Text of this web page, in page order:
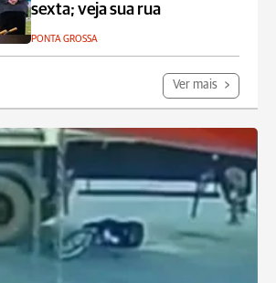
sexta; veja sua rua
PONTA GROSSA
Ver mais